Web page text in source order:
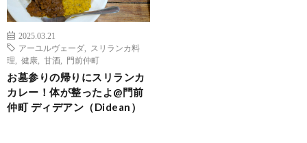
2025.03.21
アーユルヴェーダ
スリランカ料
理
健康 甘酒 門前仲町
お墓参りの帰りにスリランカ
カレー！体が整ったよ@門前
仲町 ディデアン（Didean）